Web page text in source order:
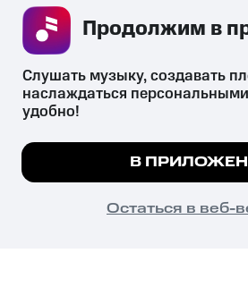
СКАЧАТЬ
психотропных веществ, их аналогов
их незаконный оборот запрещён и
законодательством ответственность.
© 2026 ООО «КИОН».
Все права защищены
Мы используем куки, чтобы на
Подробнее
ПОНЯТНО
Слушать музыку, создавать
наслаждаться
удобно!
В
Остаться в веб-